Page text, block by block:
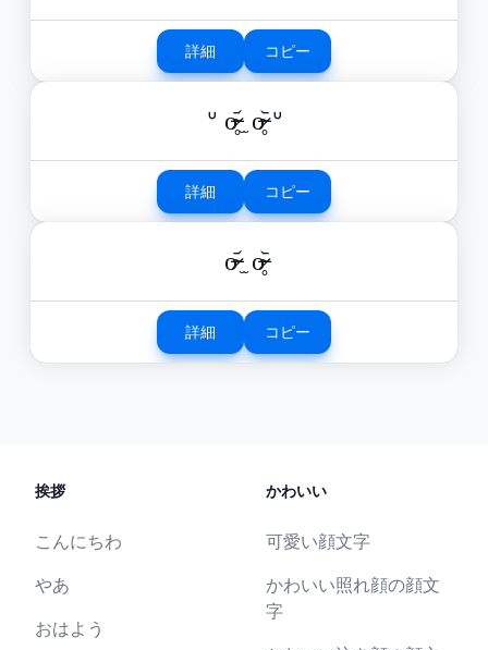
詳細 コピー
ᐡ o̴̶̷̥᷄ ̫ o̴̶̷̥᷅ ᐡ
詳細 コピー
o̴̶̷᷄ ̫ o̴̶̷̥᷅
詳細 コピー
挨拶
こんにちわ
やあ
おはよう
かわいい
可愛い顔文字
かわいい照れ顔の顔文
字